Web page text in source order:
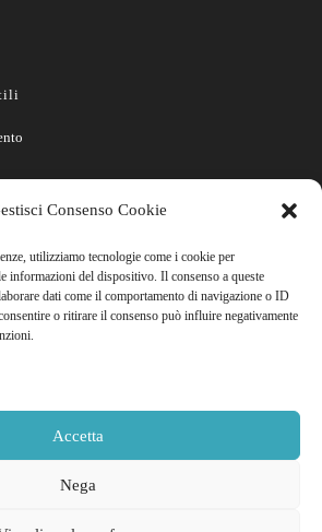
Consenso Cookie
utilizziamo tecnologie come i cookie per
informazioni del dispositivo. Il consenso a queste
dati come il comportamento di navigazione o ID
o ritirare il consenso può influire negativamente
Accetta
Nega